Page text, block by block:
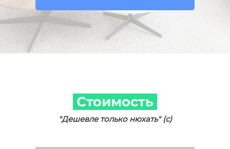
Стоимость
"Дешевле только нюхать" (с)